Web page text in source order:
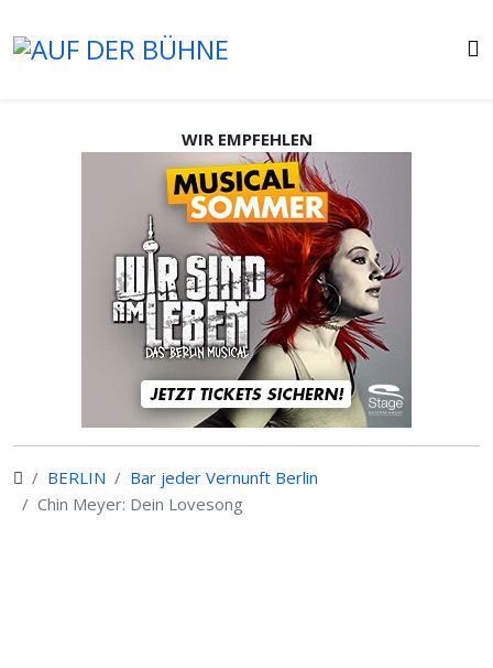
WIR EMPFEHLEN
BERLIN
Bar jeder Vernunft Berlin
Chin Meyer: Dein Lovesong